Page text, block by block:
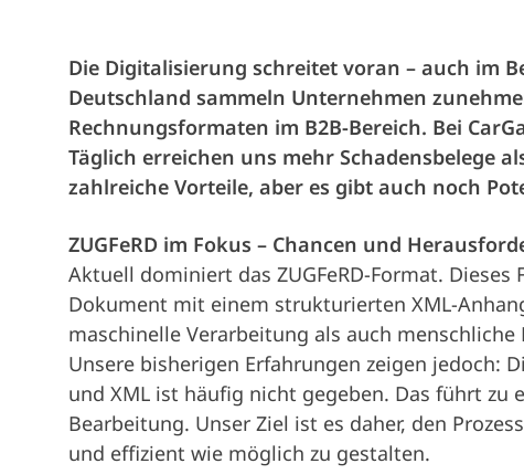
Die Digitalisierung schreitet voran – auch im
Deutschland sammeln Unternehmen
Rechnungsformaten im B2B-Bereich. Bei
Täglich erreichen uns mehr Schadensbelege
zahlreiche Vorteile, aber es gibt auch noch
ZUGFeRD im Fokus – Chancen und
Aktuell dominiert das ZUGFeRD-Format.
Dokument mit einem strukturierten XML-
maschinelle Verarbeitung als auch
Unsere bisherigen Erfahrungen zeigen jedoch:
und XML ist häufig nicht gegeben. Das führt
Bearbeitung. Unser Ziel ist es daher, den
und effizient wie möglich zu gestalten.